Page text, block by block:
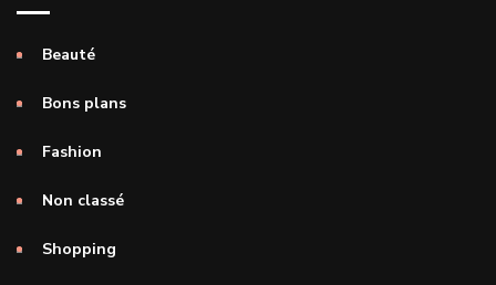
Beauté
Bons plans
Fashion
Non classé
Shopping